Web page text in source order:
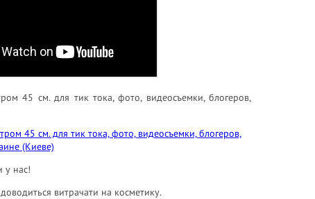
45 см. для тик тока, фото, видеосъемки, блогеров,
у нас!
витрачати на косметику.